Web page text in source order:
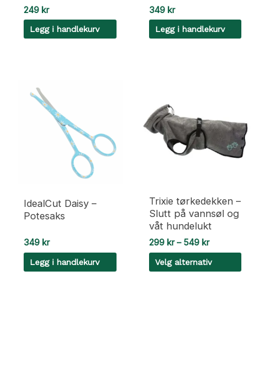
249 kr
Legg i handlekurv
349 kr
Legg i handlekurv
IdealCut Daisy –
Potesaks
349 kr
Legg i handlekurv
Trixie tørkedekken –
Slutt på vannsøl og
våt hundelukt
299 kr – 549 krPrisområde:
299 kr
til
549 kr
Velg alternativ